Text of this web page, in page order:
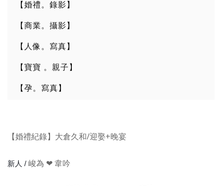
【婚禮。錄影】
【商業。攝影】
【人像。寫真】
【寶寶 。親子】
【孕。寫真】
【婚禮紀錄】大倉久和/迎娶+晚宴
新人 / 峻為 ❤ 韋吟